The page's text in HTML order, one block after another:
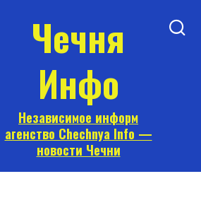
Чечня
Инфо
Независимое информ
агенство Chechnya Info —
новости Чечни